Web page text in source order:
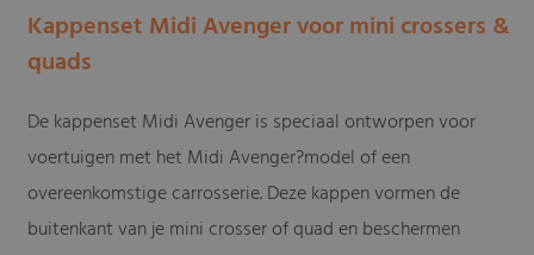
Kappenset Midi Avenger voor mini crossers &
quads
De kappenset Midi Avenger is speciaal ontworpen voor
voertuigen met het Midi Avenger?model of een
overeenkomstige carrosserie. Deze kappen vormen de
buitenkant van je mini crosser of quad en beschermen